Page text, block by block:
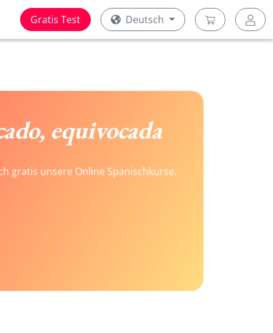
Gratis Test Deutsch
equivocada
gratis unsere Online Spanischkurse.